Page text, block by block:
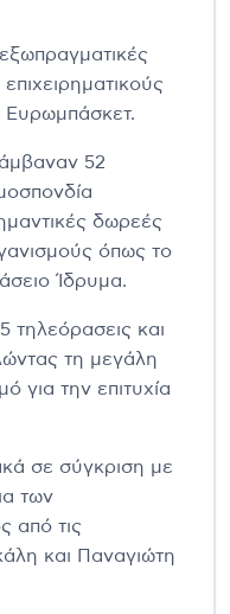
Ευρωμπάσκετ.
52
δωρεές
όπως το
Ίδρυμα.
τηλεόρασεις και
τη μεγάλη
για την επιτυχία
σε σύγκριση με
των
από τις
και Παναγιώτη